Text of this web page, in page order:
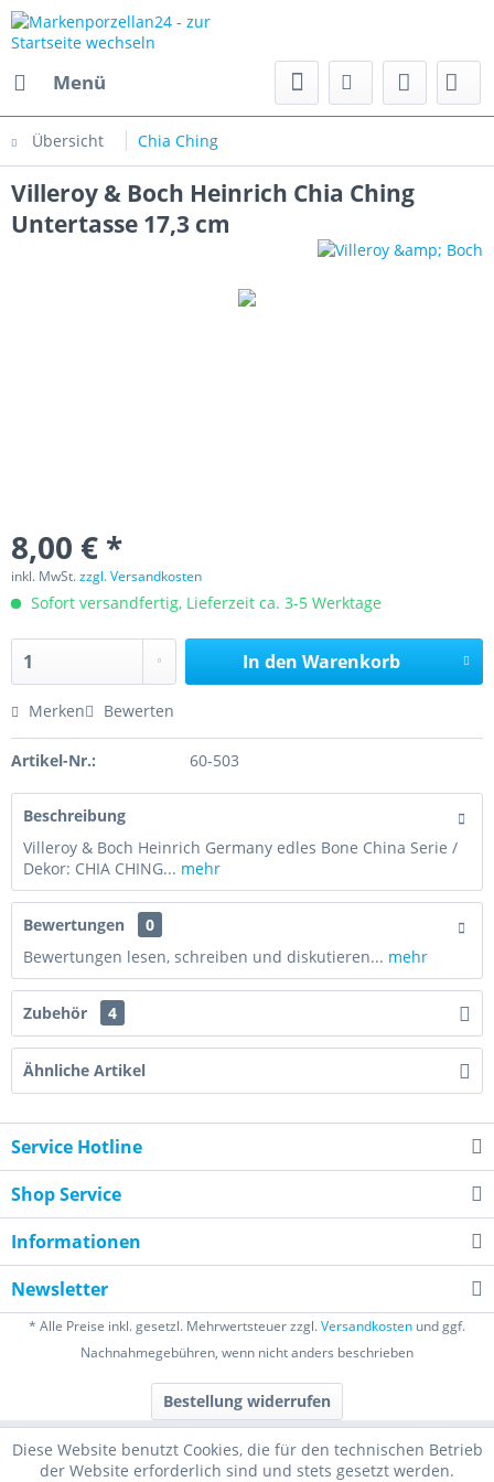
Menü
Übersicht Chia Ching
Villeroy & Boch Heinrich Chia Ching
Untertasse 17,3 cm
8,00 € *
inkl. MwSt.zzgl. Versandkosten
Sofort versandfertig, Lieferzeit ca. 3-5 Werktage
In den Warenkorb
Merken Bewerten
Artikel-Nr.: 60-503
Beschreibung
Villeroy & Boch Heinrich Germany edles Bone China Serie /
Dekor: CHIA CHING... mehr
Bewertungen
0
Bewertungen lesen, schreiben und diskutieren... mehr
Zubehör 4
Ähnliche Artikel
Service Hotline
Shop Service
Informationen
Newsletter
* Alle Preise inkl. gesetzl. Mehrwertsteuer zzgl.Versandkosten und ggf.
Nachnahmegebühren, wenn nicht anders beschrieben
Bestellung widerrufen
Diese Website benutzt Cookies, die für den technischen Betrieb
der Website erforderlich sind und stets gesetzt werden.